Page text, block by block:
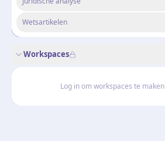
Wetsartikelen
Workspaces
Log in om workspaces te maken